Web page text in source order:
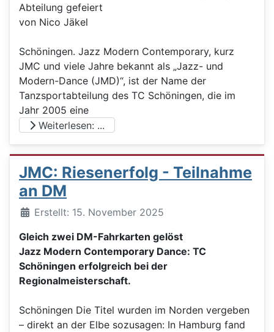
Abteilung gefeiert
von Nico Jäkel
Schöningen. Jazz Modern Contemporary, kurz
JMC und viele Jahre bekannt als „Jazz- und
Modern-Dance (JMD)“, ist der Name der
Tanzsportabteilung des TC Schöningen, die im
Jahr 2005 eine
Weiterlesen: ...
JMC: Riesenerfolg - Teilnahme
an DM
DetailsErstellt: 15. November 2025
Gleich zwei DM-Fahrkarten gelöst
Jazz Modern Contemporary Dance: TC
Schöningen erfolgreich bei der
Regionalmeisterschaft.
Schöningen Die Titel wurden im Norden vergeben
– direkt an der Elbe sozusagen: In Hamburg fand